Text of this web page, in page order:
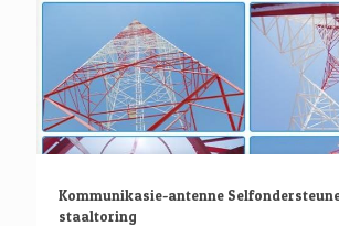
Kommunikasie-antenne
staaltoring